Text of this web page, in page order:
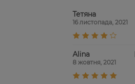
Тетяна
16 листопада, 2021
Alina
8 жовтня, 2021